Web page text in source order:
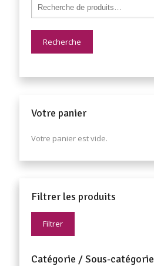
Recherche
Votre panier
Votre panier est vide.
Filtrer les produits
Filtrer
Catégorie / Sous-catégorie